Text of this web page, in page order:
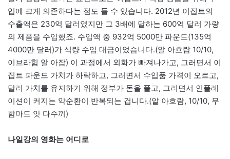
입에 크게 의존하다는 점도 들 수 있습니다. 2012년 이집트의
수출액은 230억 달러였지만 그 3배에 달하는 600억 달러 가량
의 제품을 수입했죠. 수입액 중 932억 5000만 파운드(135억
4000만 달러)가 식량 수입 대금이었습니다.(알 아흐람 10/10,
이브라힘 알 아잡) 이 과정에서 외화가 빠져나가고, 그러면서 이
집트 파운드 가치가 하락하고, 그러면서 수입품 가격이 오르고,
달러 가치를 유지하기 위해 정부가 돈을 풀고, 그러면서 인플레
이션이 커지는 악순환이 반복되는 겁니다.(알 아흐람, 10/10, 무
함마드 앗 다수끼)
나일강의 영화는 어디로